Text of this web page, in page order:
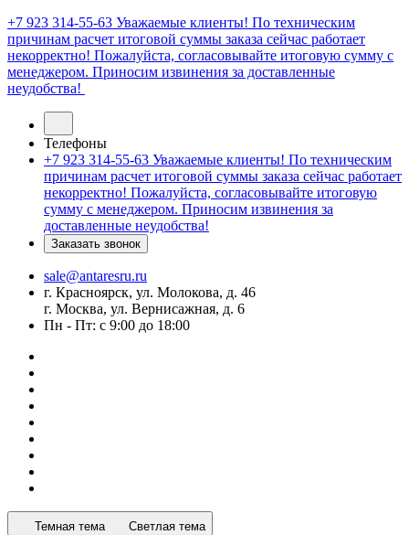
+7 923 314-55-63 Уважаемые клиенты! По техническим
причинам расчет итоговой суммы заказа сейчас работает
некорректно! Пожалуйста, согласовывайте итоговую сумму с
менеджером. Приносим извинения за доставленные
неудобства!
Телефоны
+7 923 314-55-63 Уважаемые клиенты! По техническим
причинам расчет итоговой суммы заказа сейчас работает
некорректно! Пожалуйста, согласовывайте итоговую
сумму с менеджером. Приносим извинения за
доставленные неудобства!
Заказать звонок
sale@antaresru.ru
г. Красноярск, ул. Молокова, д. 46
г. Москва, ул. Вернисажная, д. 6
Пн - Пт: с 9:00 до 18:00
Темная тема Светлая тема